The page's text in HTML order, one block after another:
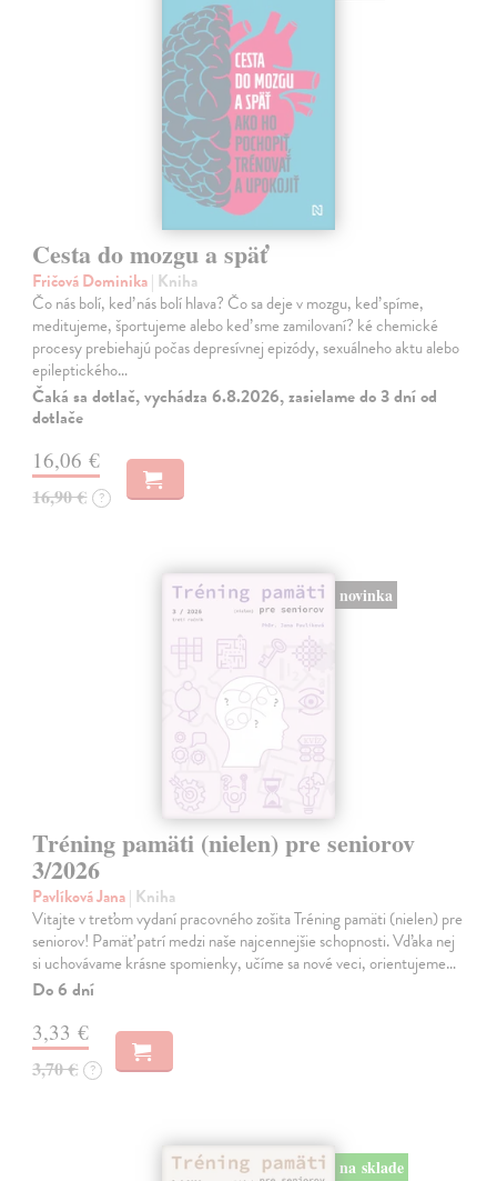
Cesta do mozgu a späť
Fričová Dominika| Kniha
Čo nás bolí, keď nás bolí hlava? Čo sa deje v mozgu, keď spíme,
meditujeme, športujeme alebo keď sme zamilovaní? ké chemické
procesy prebiehajú počas depresívnej epizódy, sexuálneho aktu alebo
epileptického…
Čaká sa dotlač, vychádza 6.8.2026, zasielame do 3 dní od
dotlače
16,06 €
16,90 € ?
novinka
Tréning pamäti (nielen) pre seniorov
3/2026
Pavlíková Jana| Kniha
Vitajte v treťom vydaní pracovného zošita Tréning pamäti (nielen) pre
seniorov! Pamäť patrí medzi naše najcennejšie schopnosti. Vďaka nej
si uchovávame krásne spomienky, učíme sa nové veci, orientujeme…
Do 6 dní
3,33 €
3,70 € ?
na sklade